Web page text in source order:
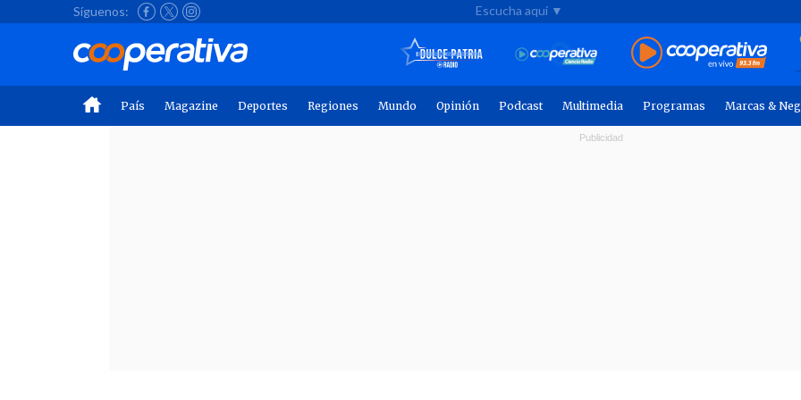
Síguenos: Escucha aquí ▼
País Magazine Deportes Regiones Mundo Opinión Podcast Multimedia Programas Marcas &